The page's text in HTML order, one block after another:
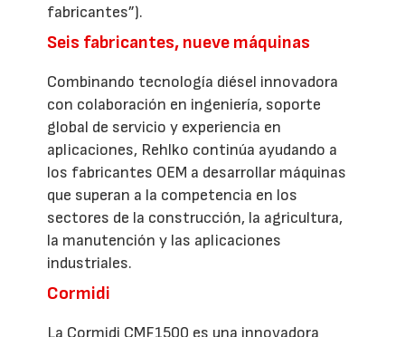
fabricantes”).
Seis fabricantes, nueve máquinas
Combinando tecnología diésel innovadora
con colaboración en ingeniería, soporte
global de servicio y experiencia en
aplicaciones, Rehlko continúa ayudando a
los fabricantes OEM a desarrollar máquinas
que superan a la competencia en los
sectores de la construcción, la agricultura,
la manutención y las aplicaciones
industriales.
Cormidi
La Cormidi CMF1500 es una innovadora